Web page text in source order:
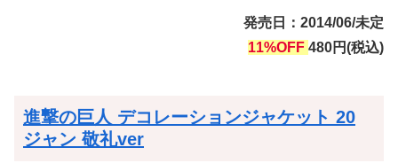
発売日：2014/06/未定
11%OFF 480円(税込)
進撃の巨人 デコレーションジャケット 20
ジャン 敬礼ver